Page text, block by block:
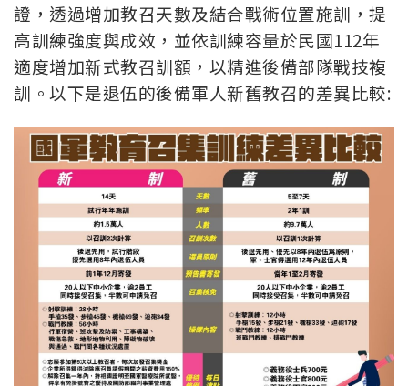
證，透過增加教召天數及結合戰術位置施訓，提
高訓練強度與成效，並依訓練容量於民國112年
適度增加新式教召訓額，以精進後備部隊戰技複
訓。以下是退伍的後備軍人新舊教召的差異比較: